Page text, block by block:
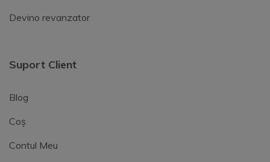
Devino revanzator
Suport Client
Blog
Coș
Contul Meu